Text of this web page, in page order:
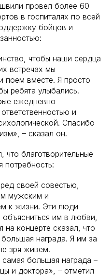
провел более 60
в госпиталях по всей
бойцов и
чтобы наши сердца
встречах мы
поем вместе. Я просто
ребята улыбались.
ежедневно
и
Спасибо
– сказал он.
благотворительные
потребность:
своей совестью,
мужским и
к жизни. Эти люди
им в любви,
на концерте сказал, что
награда. Я им за
зря живем.
большая награда –
и доктора», – отметил